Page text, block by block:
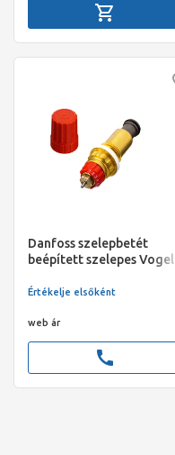
Danfoss szelepbetét
beépített szelepes Vogel
1/2" A (013G0361)
Értékelje elsőként
web ár
call